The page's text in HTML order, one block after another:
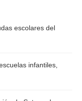
escolares del
infantiles,